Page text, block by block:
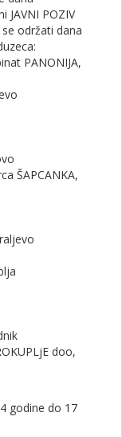
JAVNI POZIV
se održati dana
PANONIJA,
ŠAPCANKA,
doo,
godine do 17